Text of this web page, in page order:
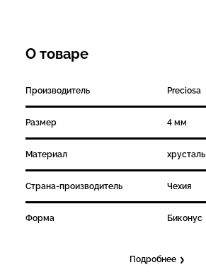
О товаре
Производитель Preciosa
Размер 4 мм
Материал хрусталь
Страна-производитель Чехия
Форма Биконус
Подробнее